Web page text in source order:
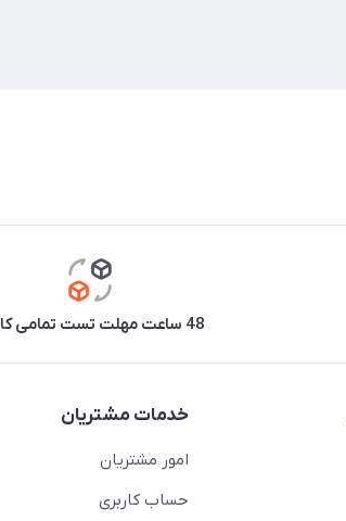
48 ساعت مهلت تست تمامی کالاها
خدمات مشتریان
امور مشتریان
حساب کاربری